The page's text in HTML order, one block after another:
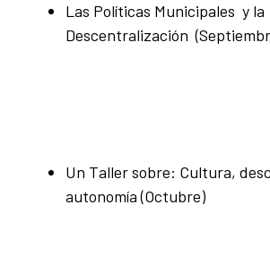
Las Políticas Municipales y la
Descentralización
Un Taller sobre: Cultura,
autonomía (Octubre)